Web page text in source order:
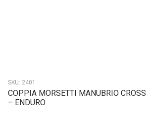
SKU: 2401
COPPIA MORSETTI MANUBRIO CROSS
– ENDURO